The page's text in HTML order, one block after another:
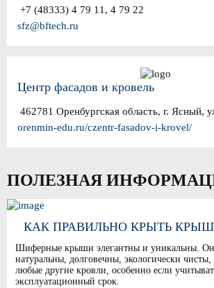
+7 (48333) 4 79 11, 4 79 22
sfz@bftech.ru
Центр фасадов и кровель
462781 Оренбургская область, г. Ясный,
orenmin-edu.ru/czentr-fasadov-i-krovel/
ПОЛЕЗНАЯ
КАК ПРАВИЛЬНО КРЫТЬ
Шиферные крыши элегантны и уникальны.
натуральны, долговечны, экологически
любые другие кровли, особенно если
эксплуатационный срок.